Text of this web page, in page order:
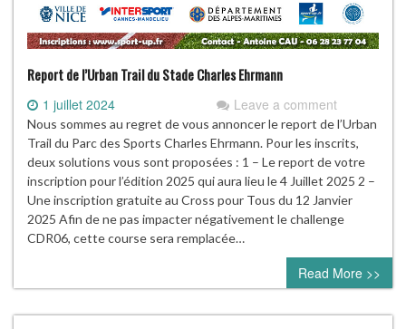
Report de l’Urban Trail du Stade Charles Ehrmann
1 juillet 2024 Leave a comment
Nous sommes au regret de vous annoncer le report de l’Urban
Trail du Parc des Sports Charles Ehrmann. Pour les inscrits,
deux solutions vous sont proposées : 1 – Le report de votre
inscription pour l’édition 2025 qui aura lieu le 4 Juillet 2025 2 –
Une inscription gratuite au Cross pour Tous du 12 Janvier
2025 Afin de ne pas impacter négativement le challenge
CDR06, cette course sera remplacée…
Read More >>